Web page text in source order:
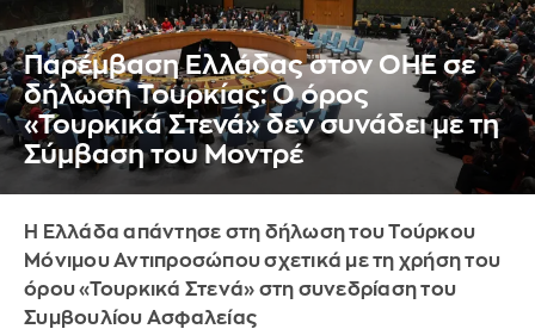
Παρέμβαση Ελλάδας στον ΟΗΕ σε
δήλωση Τουρκίας: Ο όρος
«Τουρκικά Στενά» δεν συνάδει με τη
Σύμβαση του Μοντρέ
Η Ελλάδα απάντησε στη δήλωση του Τούρκου
Μόνιμου Αντιπροσώπου σχετικά με τη χρήση του
όρου «Τουρκικά Στενά» στη συνεδρίαση του
Συμβουλίου Ασφαλείας